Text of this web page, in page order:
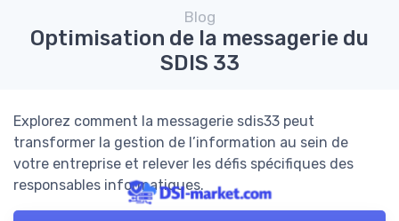
Blog
Optimisation de la messagerie du
SDIS 33
Explorez comment la messagerie sdis33 peut
transformer la gestion de l’information au sein de
votre entreprise et relever les défis spécifiques des
responsables informatiques.